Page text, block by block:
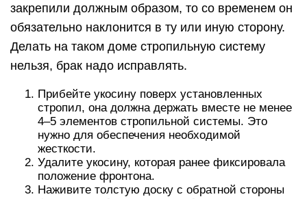
закрепили должным образом, то со временем он
обязательно наклонится в ту или иную сторону.
Делать на таком доме стропильную систему
нельзя, брак надо исправлять.
Прибейте укосину поверх установленных
стропил, она должна держать вместе не менее
4–5 элементов стропильной системы. Это
нужно для обеспечения необходимой
жесткости.
Удалите укосину, которая ранее фиксировала
положение фронтона.
Наживите толстую доску с обратной стороны